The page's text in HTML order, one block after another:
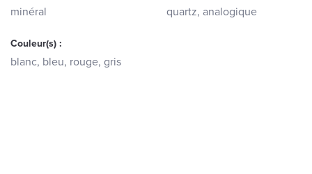
minéral quartz, analogique
Couleur(s) :
blanc, bleu, rouge, gris